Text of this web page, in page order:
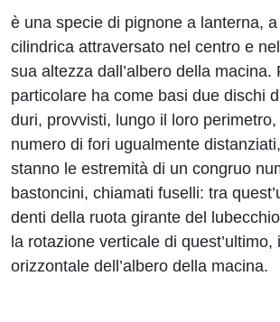
è una specie di pignone a lanterna,
cilindrica attraversato nel centro e
sua altezza dall’albero della macina.
particolare ha come basi due dischi
duri, provvisti, lungo il loro
numero di fori ugualmente
stanno le estremità di un congruo
bastoncini, chiamati fuselli: tra
denti della ruota girante del
la rotazione verticale di quest’ultimo,
orizzontale dell’albero della macina.